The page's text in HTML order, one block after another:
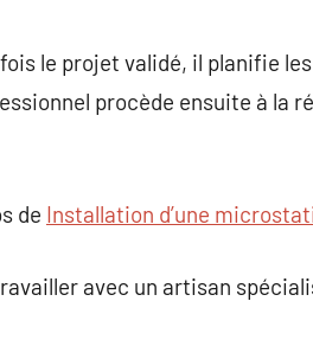
le projet validé, il planifie
procède ensuite à la
de Installation d’une
avec un artisan